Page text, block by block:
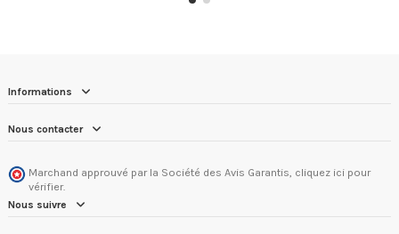
Informations
Nous contacter
Marchand approuvé par la Société des Avis Garantis, cliquez ici pour
vérifier.
Nous suivre